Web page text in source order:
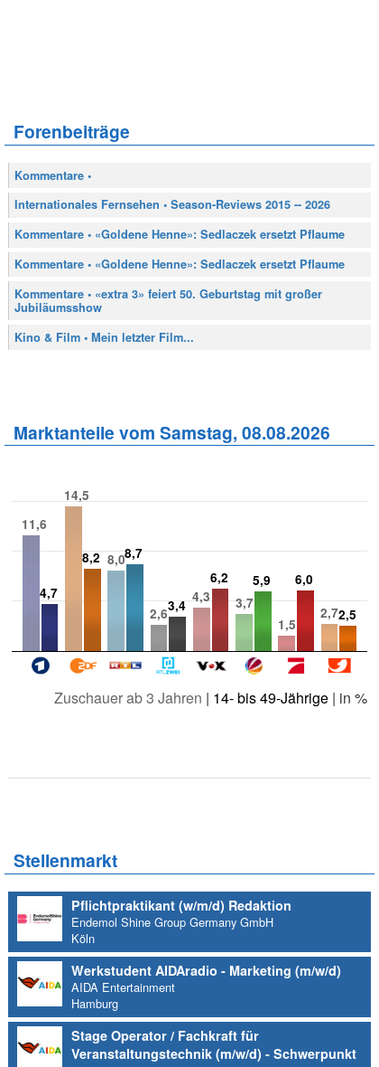
Forenbeiträge
Kommentare •
Internationales Fernsehen • Season-Reviews 2015 -- 2026
Kommentare • «Goldene Henne»: Sedlaczek ersetzt Pflaume
Kommentare • «Goldene Henne»: Sedlaczek ersetzt Pflaume
Kommentare • «extra 3» feiert 50. Geburtstag mit großer
Jubiläumsshow
Kino & Film • Mein letzter Film...
Marktanteile vom Samstag, 08.08.2026
11,6
14,5
8,0
2,6
4,3
3,7
1,5
2,7
4,7
8,2 8,7
3,4
6,2 5,9 6,0
2,5
Zuschauer ab 3 Jahren | 14- bis 49-Jährige| in %
Stellenmarkt
Pflichtpraktikant (w/m/d) Redaktion
Endemol Shine Group Germany GmbH
Köln
Werkstudent AIDAradio - Marketing (m/w/d)
AIDA Entertainment
Hamburg
Stage Operator / Fachkraft für
Veranstaltungstechnik (m/w/d) - Schwerpunkt